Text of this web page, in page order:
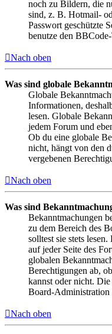
noch zu Bildern, die
sind, z. B. Hotmail-
Passwort geschützte
benutze den
Nach oben
Was sind globale
Globale
Informationen,
lesen. Globale
jedem Forum und
Ob du eine globale
nicht, hängt von den
vergebenen
Nach oben
Was sind
Bekanntmachungen
zu dem Bereich des
solltest sie stets
auf jeder Seite des
globalen
Berechtigungen ab,
kannst oder nicht.
Board-Administration
Nach oben